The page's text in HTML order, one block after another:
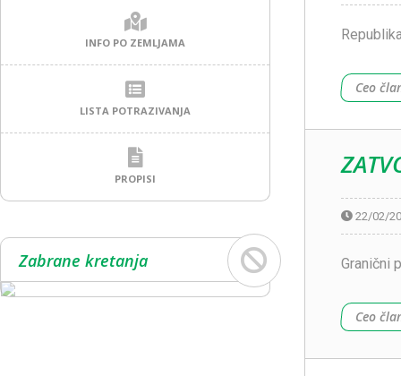
INFO PO ZEMLJAMA
LISTA POTRAZIVANJA
PROPISI
Zabrane kretanja
Ceo
22/02/
Granični
Ceo